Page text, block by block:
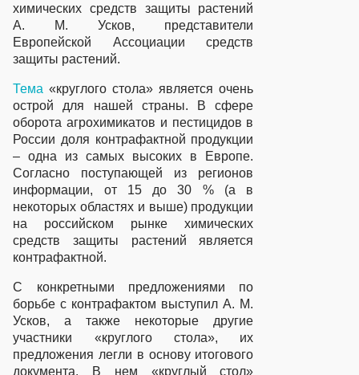
химических средств защиты растений
А. М. Усков, представители
Eвропейской Ассоциации средств
защиты растений.
Тема «круглого стола» является очень
острой для нашей страны. В сфере
оборота агрохимикатов и пестицидов в
России доля контрафактной продукции
– одна из самых высоких в Европе.
Согласно поступающей из регионов
информации, от 15 до 30 % (а в
некоторых областях и выше) продукции
на российском рынке химических
средств защиты растений является
контрафактной.
С конкретными предложениями по
борьбе с контрафактом выступил А. М.
Усков, а также некоторые другие
участники «круглого стола», их
предложения легли в основу итогового
документа. В нем «круглый стол»